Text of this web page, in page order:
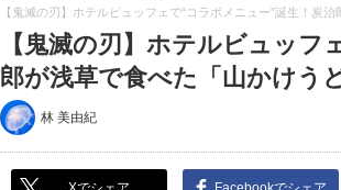
【鬼滅の刃】ホテルビュッフェで“コラボメニュー”誕生！炭
【鬼滅の刃】ホテルビュッ
郎が浅草で食べた「山かけう
林 美由紀